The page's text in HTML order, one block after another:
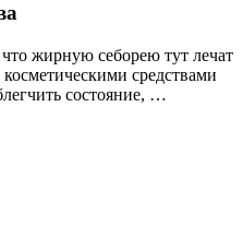
жирную себорею тут лечат
средствами
состояние, …